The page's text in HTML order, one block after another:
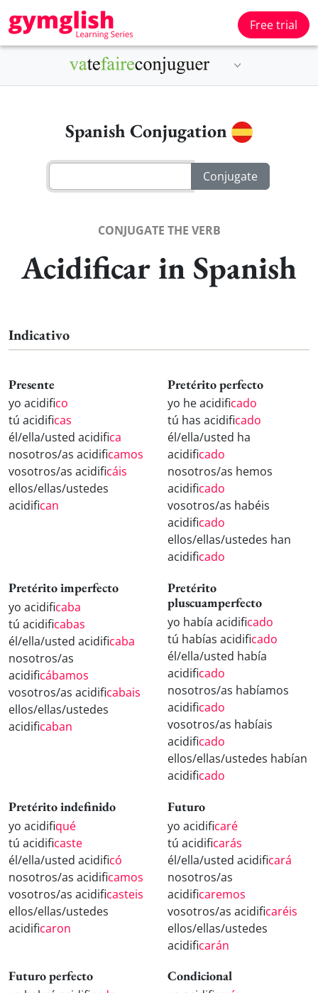
Free trial
Spanish Conjugation
CONJUGATE THE VERB
Acidificar in Spanish
Indicativo
Presente
yo acidifico
tú acidificas
él/ella/usted acidifica
nosotros/as acidificamos
vosotros/as acidificáis
ellos/ellas/ustedes
acidifican
Pretérito perfecto
yo he acidificado
tú has acidificado
él/ella/usted ha
acidificado
nosotros/as hemos
acidificado
vosotros/as habéis
acidificado
ellos/ellas/ustedes han
acidificado
Pretérito imperfecto
yo acidificaba
tú acidificabas
él/ella/usted acidificaba
nosotros/as
acidificábamos
vosotros/as acidificabais
ellos/ellas/ustedes
acidificaban
Pretérito
pluscuamperfecto
yo había acidificado
tú habías acidificado
él/ella/usted había
acidificado
nosotros/as habíamos
acidificado
vosotros/as habíais
acidificado
ellos/ellas/ustedes habían
acidificado
Pretérito indefinido
yo acidifiqué
tú acidificaste
él/ella/usted acidificó
nosotros/as acidificamos
vosotros/as acidificasteis
ellos/ellas/ustedes
acidificaron
Futuro
yo acidificaré
tú acidificarás
él/ella/usted acidificará
nosotros/as
acidificaremos
vosotros/as acidificaréis
ellos/ellas/ustedes
acidificarán
Futuro perfecto Condicional